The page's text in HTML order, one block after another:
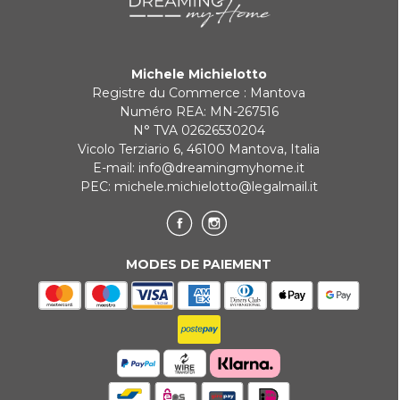
REDIRECTIONS BANCAIRES
Michele Michielotto
Registre du Commerce : Mantova
Numéro REA: MN-267516
N° TVA 02626530204
Vicolo Terziario 6, 46100 Mantova, Italia
E-mail: info@dreamingmyhome.it
PEC: michele.michielotto@legalmail.it
MODES DE PAIEMENT